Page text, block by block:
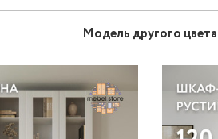
Модель другого цвета